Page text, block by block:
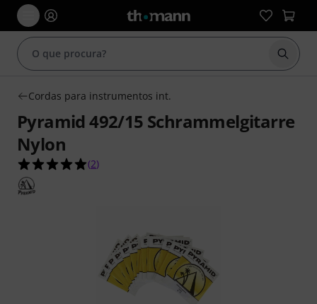
Iniciar
Cordas para instrumentos int.
Pyramid 492/15 Schrammelgitarre
Nylon
5.0 de 5 estrelas de 2 avaliações de clientes
(2)